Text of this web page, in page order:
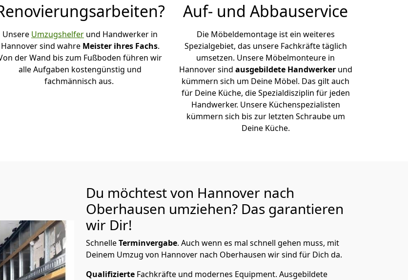
Unsere Umzugshelfer und Handwerker in
Hannover sind wahre Meister ihres Fachs.
der Wand bis zum Fußboden führen wir
alle Aufgaben kostengünstig und
fachmännisch aus.
Auf- und Abbauservice
Die Möbeldemontage ist ein weiteres
Spezialgebiet, das unsere Fachkräfte täglich
umsetzen. Unsere Möbelmonteure in
Hannover sind ausgebildete Handwerker und
kümmern sich um Deine Möbel. Das gilt auch
für Deine Küche, die Spezialdisziplin für jeden
Handwerker. Unsere Küchenspezialisten
kümmern sich bis zur letzten Schraube um
Deine Küche.
Du möchtest von Hannover nach
Oberhausen umziehen? Das garantieren
wir Dir!
SchnelleTerminvergabe. Auch wenn es mal schnell gehen muss, mit
Deinem Umzug von Hannover nach Oberhausen wir sind für Dich da.
Qualifizierte Fachkräfte und modernes Equipment. Ausgebildete